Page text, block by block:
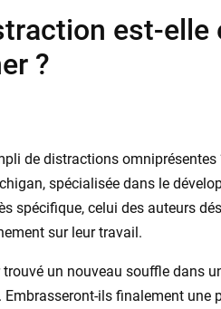
est-
?
de distractions omniprésentes
spécialisée dans le
spécifique, celui des auteurs
sur leur travail.
un nouveau souffle dans
Embrasseront-ils finalement une